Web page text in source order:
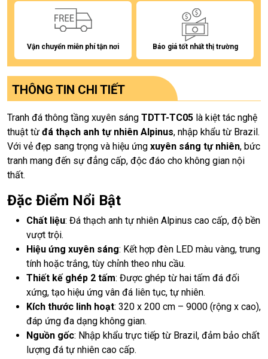
Vận chuyển miễn phí tận nơi Báo giá tốt nhất thị trường
THÔNG TIN CHI TIẾT
Tranh đá thông tầng xuyên sáng TDTT-TC05 là kiệt tác nghệ
thuật từ đá thạch anh tự nhiên Alpinus, nhập khẩu từ Brazil.
Với vẻ đẹp sang trọng và hiệu ứng xuyên sáng tự nhiên, bức
tranh mang đến sự đẳng cấp, độc đáo cho không gian nội
thất.
Đặc Điểm Nổi Bật
Chất liệu: Đá thạch anh tự nhiên Alpinus cao cấp, độ bền
vượt trội.
Hiệu ứng xuyên sáng: Kết hợp đèn LED màu vàng, trung
tính hoặc trắng, tùy chỉnh theo nhu cầu.
Thiết kế ghép 2 tấm: Được ghép từ hai tấm đá đối
xứng, tạo hiệu ứng vân đá liên tục, tự nhiên.
Kích thước linh hoạt: 320 x 200 cm – 9000 (rộng x cao),
đáp ứng đa dạng không gian.
Nguồn gốc: Nhập khẩu trực tiếp từ Brazil, đảm bảo chất
lượng đá tự nhiên cao cấp.